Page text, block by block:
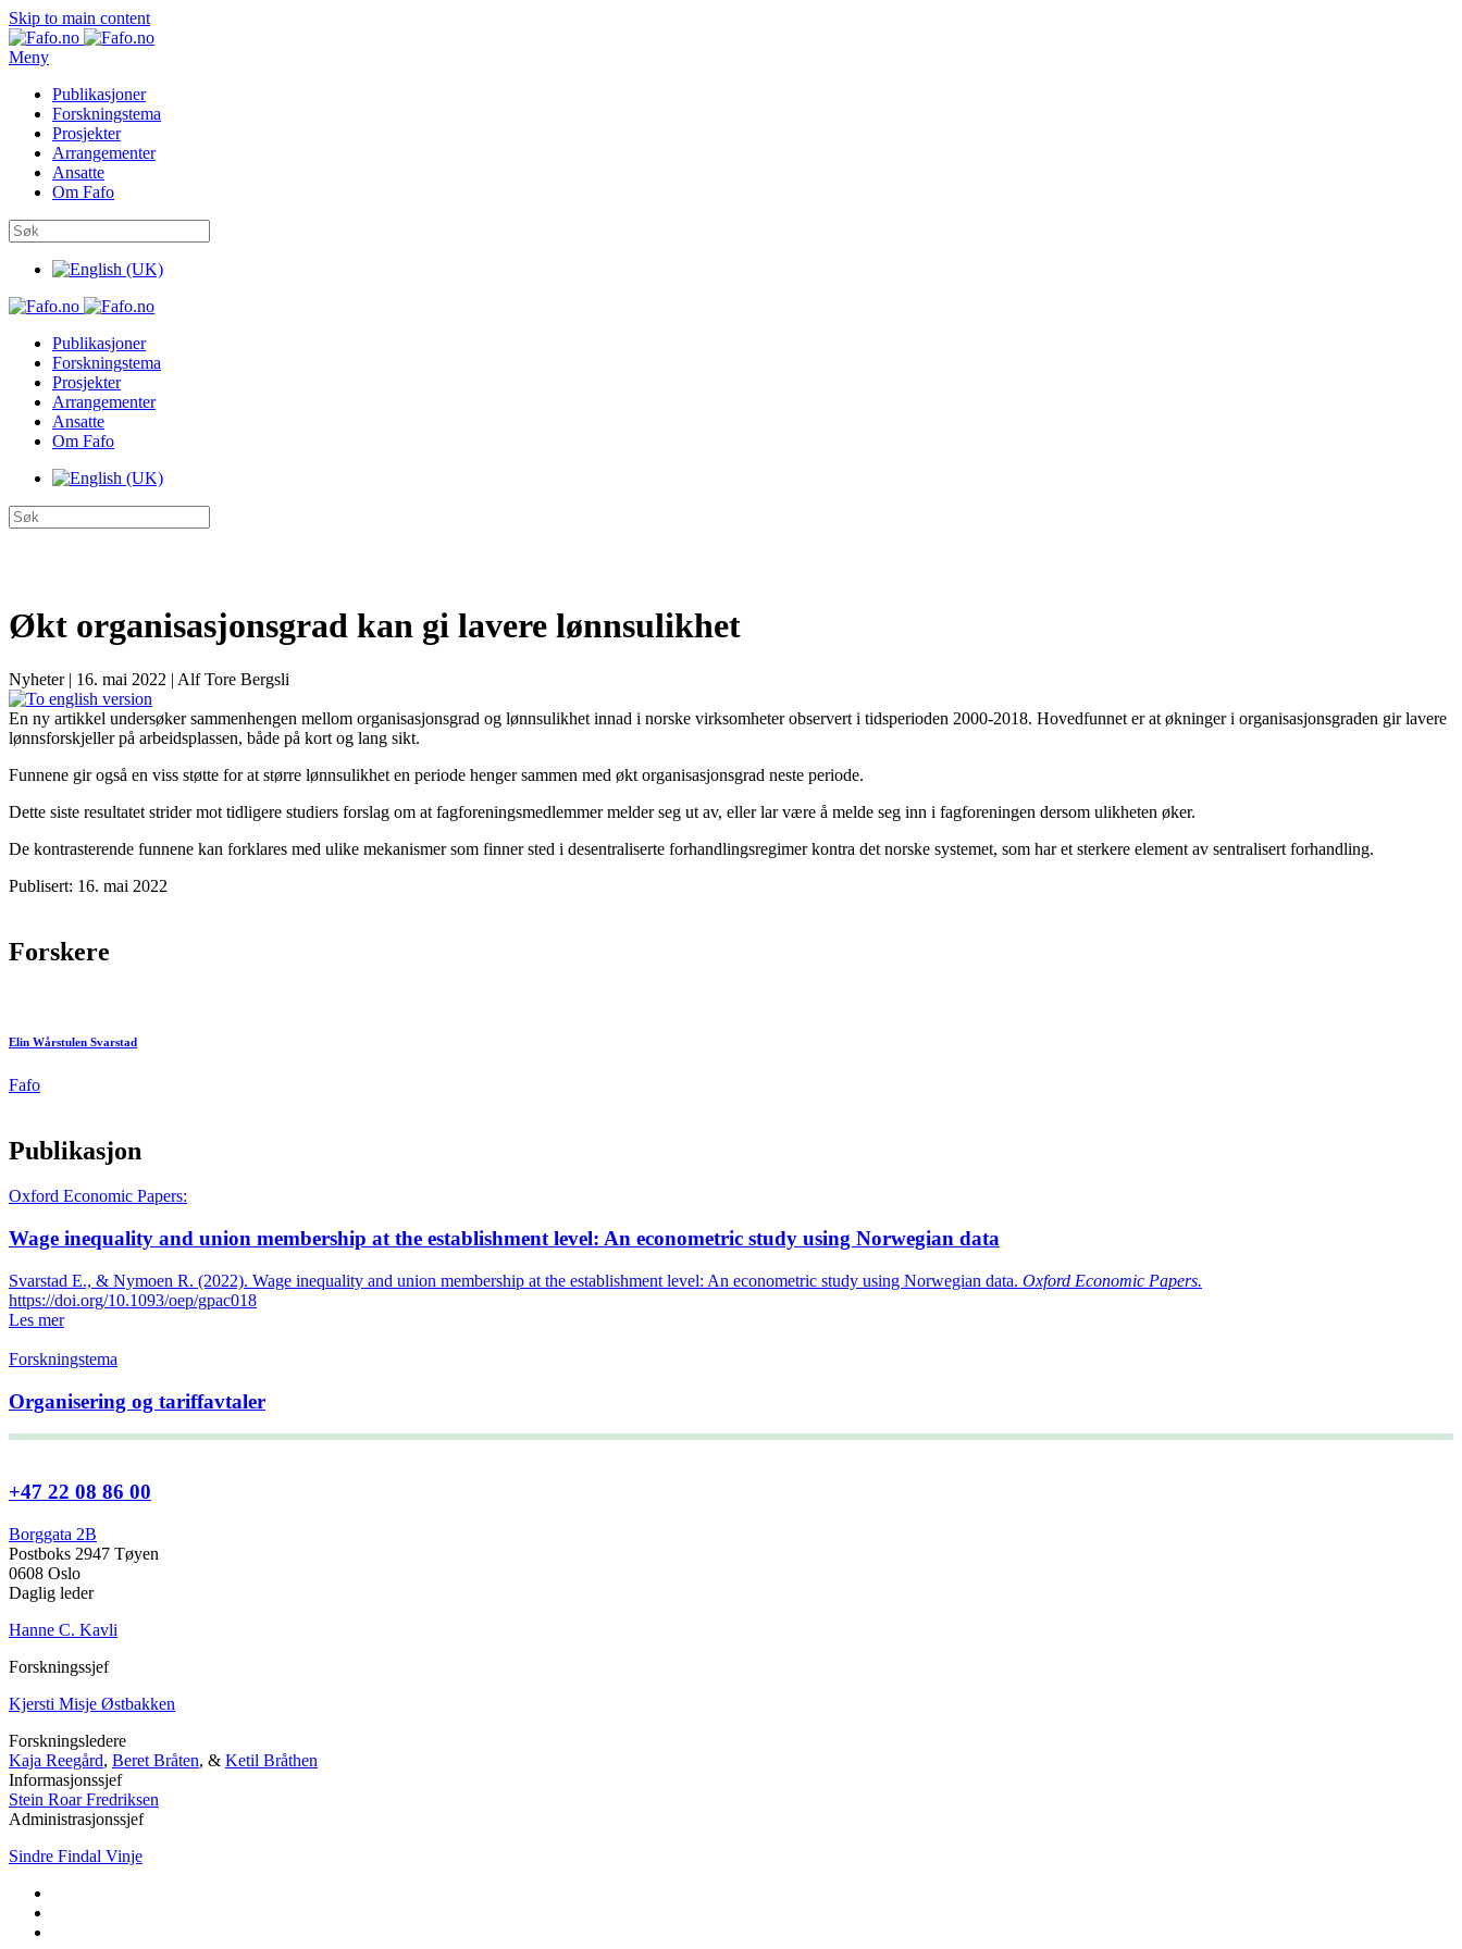
Skip to main content
Meny
Publikasjoner
Forskningstema
Prosjekter
Arrangementer
Ansatte
Om Fafo
Publikasjoner
Forskningstema
Prosjekter
Arrangementer
Ansatte
Om Fafo
Økt organisasjonsgrad kan gi lavere lønnsulikhet
Nyheter | 16. mai 2022 | Alf Tore Bergsli
En ny artikkel undersøker sammenhengen mellom organisasjonsgrad og lønnsulikhet innad i norske virksomheter observert i tidsperioden 2000-2018. Hovedfunnet er at økninger i organisasjonsgraden gir lavere
lønnsforskjeller på arbeidsplassen, både på kort og lang sikt.
Funnene gir også en viss støtte for at større lønnsulikhet en periode henger sammen med økt organisasjonsgrad neste periode.
Dette siste resultatet strider mot tidligere studiers forslag om at fagforeningsmedlemmer melder seg ut av, eller lar være å melde seg inn i fagforeningen dersom ulikheten øker.
De kontrasterende funnene kan forklares med ulike mekanismer som finner sted i desentraliserte forhandlingsregimer kontra det norske systemet, som har et sterkere element av sentralisert forhandling.
Publisert: 16. mai 2022
Forskere
Elin Wårstulen Svarstad
Fafo
Publikasjon
Oxford Economic Papers:
Wage inequality and union membership at the establishment level: An econometric study using Norwegian data
Svarstad E., & Nymoen R. (2022). Wage inequality and union membership at the establishment level: An econometric study using Norwegian data. Oxford Economic Papers.
https://doi.org/10.1093/oep/gpac018
Les mer
Forskningstema
Organisering og tariffavtaler
+47 22 08 86 00
Borggata 2B
Postboks 2947 Tøyen
0608 Oslo
Daglig leder
Hanne C. Kavli
Forskningssjef
Kjersti Misje Østbakken
Forskningsledere
Kaja Reegård, Beret Bråten, & Ketil Bråthen
Informasjonssjef
Stein Roar Fredriksen
Administrasjonssjef
Sindre Findal Vinje